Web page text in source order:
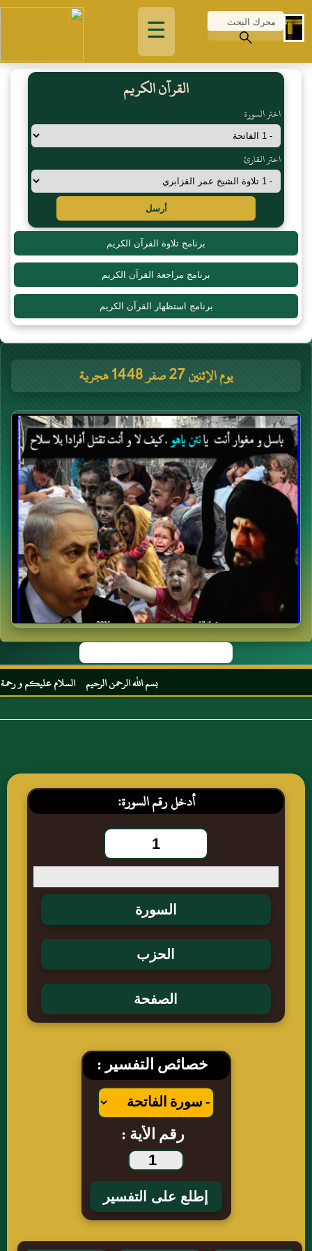
☰
القرآن الكريم
اختر السورة
اختر القارئ
أرسل
برنامج تلاوة القرآن الكريم
برنامج مراجعة القرآن الكريم
برنامج استظهار القرآن الكريم
يوم الإثنين 27 صفر 1448 هجرية
بسم الله الرحمن الرحيم السلام عليكم و رحمة
أدخل رقم السورة:
خصائص التفسير :
رقم الأية :